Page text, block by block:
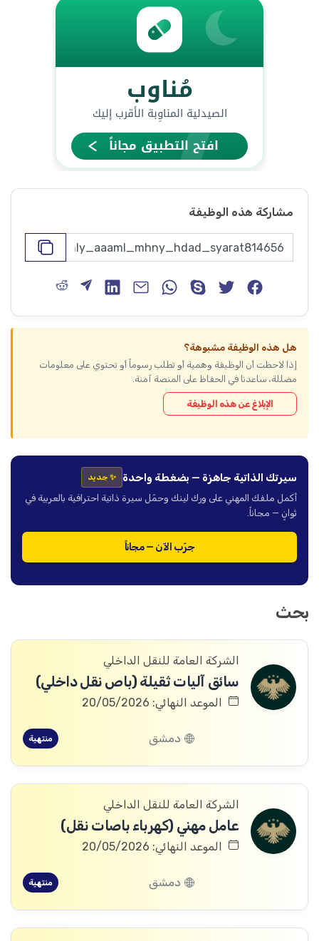
مشاركة هذه الوظيفة
هل هذه الوظيفة مشبوهة؟
إذا لاحظت أن الوظيفة وهمية أو تطلب رسوماً أو تحتوي على معلومات
مضللة، ساعدنا في الحفاظ على المنصة آمنة.
الإبلاغ عن هذه الوظيفة
سيرتك الذاتية جاهزة — بضغطة واحدة ✨ جديد
أكمل ملفك المهني على ورك لينك وحمّل سيرة ذاتية احترافية بالعربية في
ثوانٍ — مجاناً.
جرّب الآن — مجاناً
بحث
الشركة العامة للنقل الداخلي
سائق آليات ثقيلة (باص نقل داخلي)
الموعد النهائي: 20/05/2026
دمشق منتهية
الشركة العامة للنقل الداخلي
عامل مهني (كهرباء باصات نقل)
الموعد النهائي: 20/05/2026
دمشق منتهية